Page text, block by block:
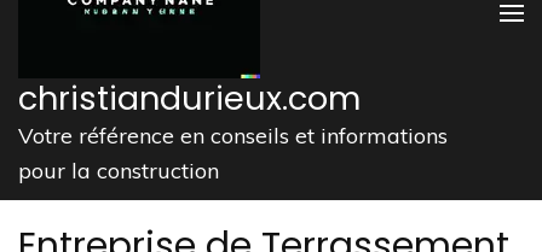
christiandurieux.com
Votre référence en conseils et informations
pour la construction